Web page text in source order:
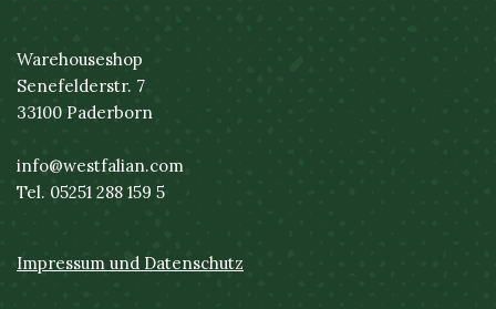
Warehouseshop
Senefelderstr. 7
33100 Paderborn
info@westfalian.com
Tel. 05251 288 159 5
Impressum und Datenschutz